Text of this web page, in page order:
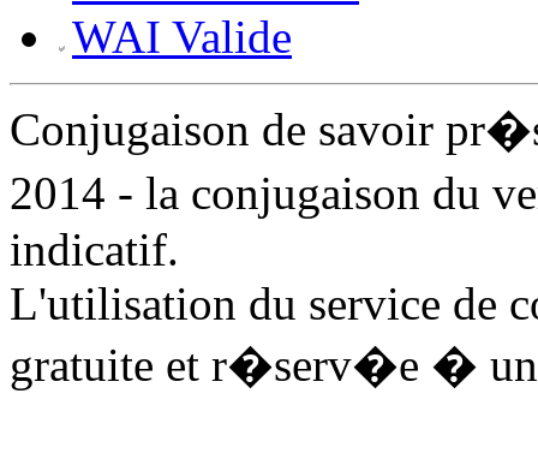
WAI Valide
Conjugaison de savoir
2014 - la conjugaison du
indicatif.
L'utilisation du service de
gratuite et r�serv�e � un